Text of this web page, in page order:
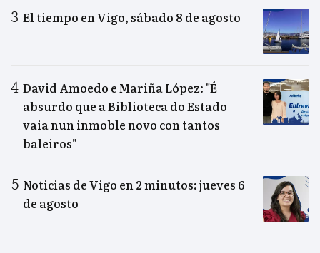
El tiempo en Vigo, sábado 8 de agosto
David Amoedo e Mariña López: "É
absurdo que a Biblioteca do Estado
vaia nun inmoble novo con tantos
baleiros"
Noticias de Vigo en 2 minutos: jueves 6
de agosto